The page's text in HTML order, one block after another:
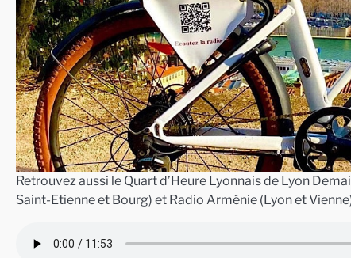
Retrouvez aussi le Quart d’Heure Lyonnais de Lyon
Saint-Etienne et Bourg) et Radio Arménie (Lyon et